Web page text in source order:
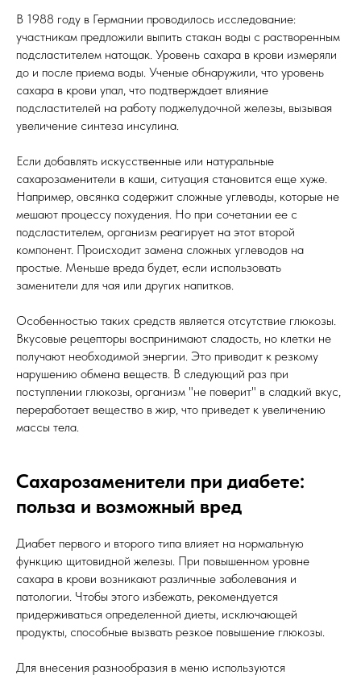
В 1988 году в Германии проводилось исследование:
участникам предложили выпить стакан воды с растворенным
подсластителем натощак. Уровень сахара в крови измеряли
до и после приема воды. Ученые обнаружили, что уровень
сахара в крови упал, что подтверждает влияние
подсластителей на работу поджелудочной железы, вызывая
увеличение синтеза инсулина.
Если добавлять искусственные или натуральные
сахарозаменители в каши, ситуация становится еще хуже.
Например, овсянка содержит сложные углеводы, которые не
мешают процессу похудения. Но при сочетании ее с
подсластителем, организм реагирует на этот второй
компонент. Происходит замена сложных углеводов на
простые. Меньше вреда будет, если использовать
заменители для чая или других напитков.
Особенностью таких средств является отсутствие глюкозы.
Вкусовые рецепторы воспринимают сладость, но клетки не
получают необходимой энергии. Это приводит к резкому
нарушению обмена веществ. В следующий раз при
поступлении глюкозы, организм "не поверит" в сладкий вкус,
переработает вещество в жир, что приведет к увеличению
массы тела.
Сахарозаменители при диабете:
польза и возможный вред
Диабет первого и второго типа влияет на нормальную
функцию щитовидной железы. При повышенном уровне
сахара в крови возникают различные заболевания и
патологии. Чтобы этого избежать, рекомендуется
придерживаться определенной диеты, исключающей
продукты, способные вызвать резкое повышение глюкозы.
Для внесения разнообразия в меню используются